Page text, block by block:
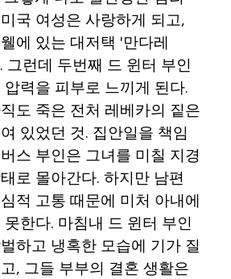
국 여성은 사랑하게 되고,
에 있는 대저택 '만다레
그런데 두번째 드 윈터 부인
력을 피부로 느끼게 된다.
도 죽은 전처 레베카의 짙은
있었던 것. 집안일을 책임
스 부인은 그녀를 미칠 지경
로 몰아간다. 하지만 남편
적 고통 때문에 미처 아내에
한다. 마침내 드 윈터 부인
하고 냉혹한 모습에 기가 질
, 그들 부부의 결혼 생활은